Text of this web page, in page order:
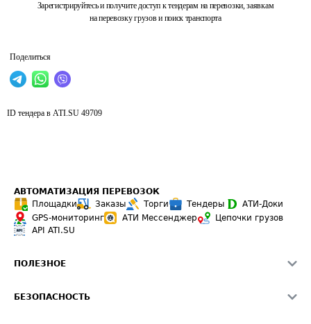
Зарегистрируйтесь и получите доступ к тендерам на перевозки, заявкам
на перевозку грузов и поиск транспорта
Поделиться
ID тендера в ATI.SU 49709
АВТОМАТИЗАЦИЯ ПЕРЕВОЗОК
Площадки
Заказы Торги Тендеры
АТИ-Доки
GPS-мониторинг
АТИ Мессенджер
Цепочки грузов
API ATI.SU
ПОЛЕЗНОЕ
БЕЗОПАСНОСТЬ